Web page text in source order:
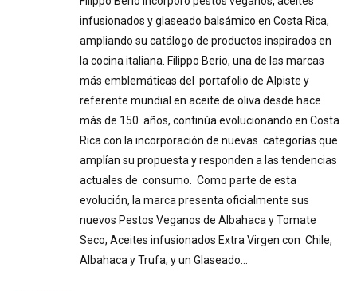
infusionados y glaseado balsámico en Costa Rica,
ampliando su catálogo de productos inspirados en
la cocina italiana. Filippo Berio, una de las marcas
más emblemáticas del portafolio de Alpiste y
referente mundial en aceite de oliva desde hace
más de 150 años, continúa evolucionando en Costa
Rica con la incorporación de nuevas categorías que
amplían su propuesta y responden a las tendencias
actuales de consumo. Como parte de esta
evolución, la marca presenta oficialmente sus
nuevos Pestos Veganos de Albahaca y Tomate
Seco, Aceites infusionados Extra Virgen con Chile,
Albahaca y Trufa, y un Glaseado…